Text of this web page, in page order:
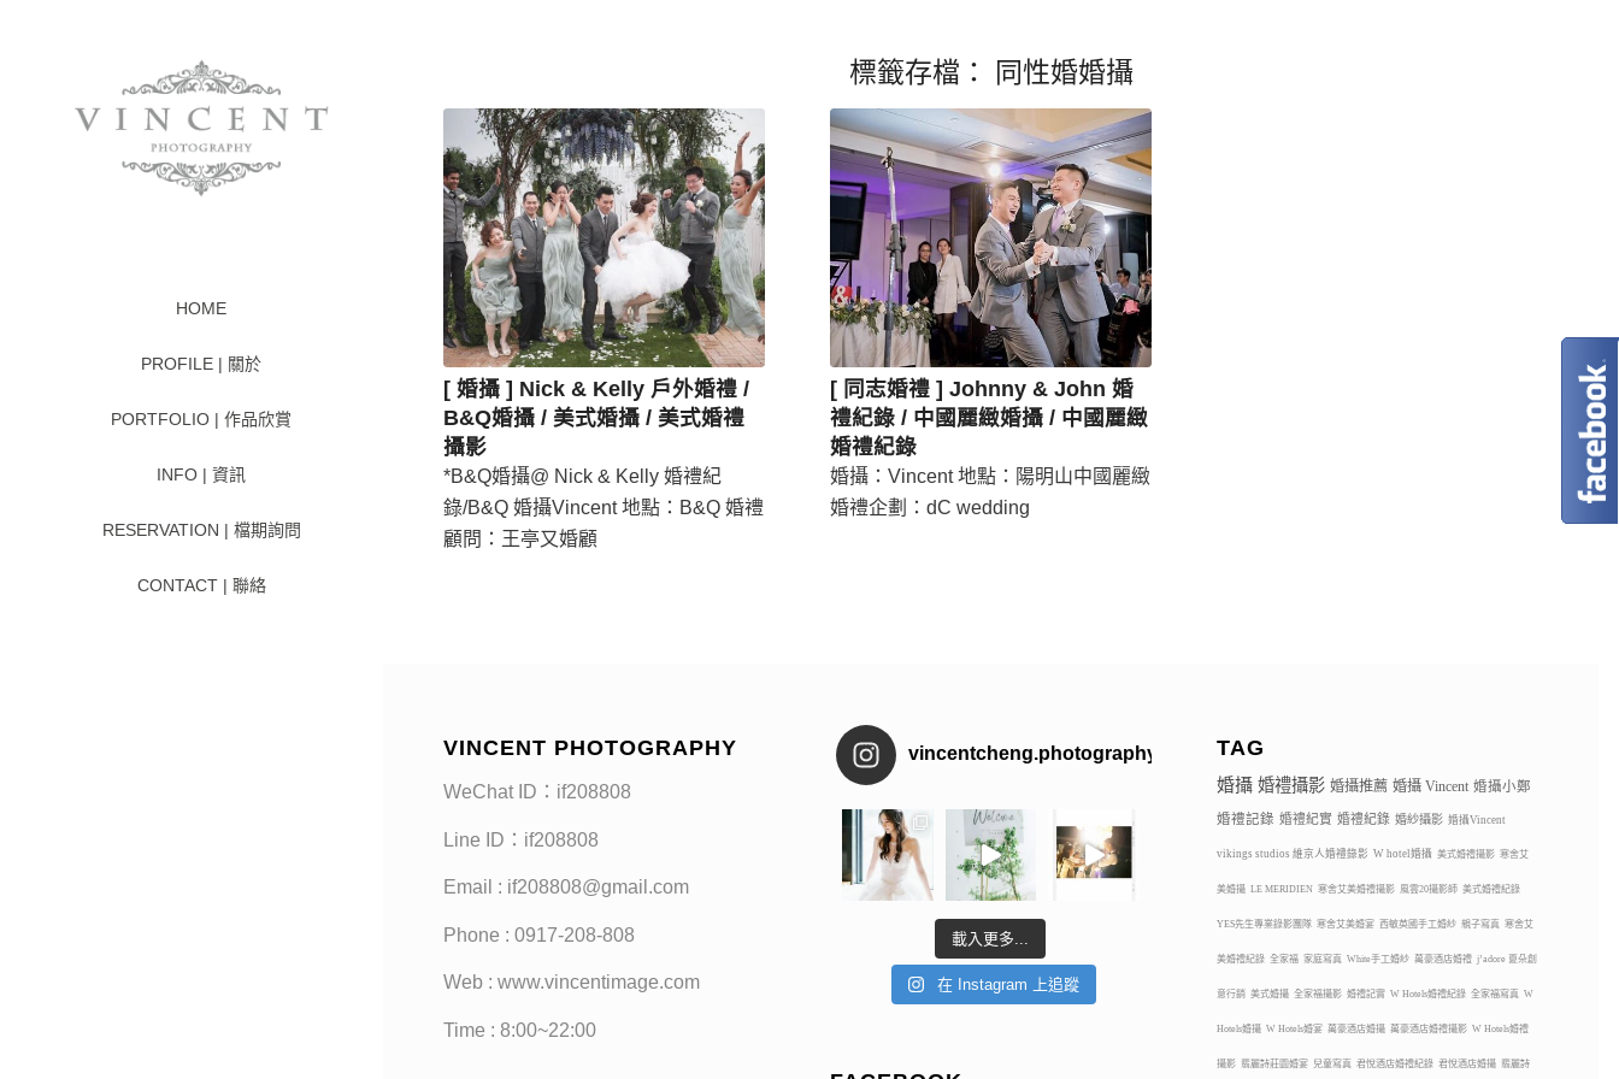
HOME
PROFILE | 關於
PORTFOLIO | 作品欣賞
INFO | 資訊
RESERVATION | 檔期詢問
CONTACT | 聯絡
標籤存檔： 同性婚婚攝
[ 婚攝 ] Nick & Kelly 戶外婚禮 /
B&Q婚攝 / 美式婚攝 / 美式婚禮
攝影
*B&Q婚攝@ Nick & Kelly 婚禮紀
錄/B&Q 婚攝Vincent 地點：B&Q 婚禮
顧問：王亭又婚顧
[ 同志婚禮 ] Johnny & John 婚
禮紀錄 / 中國麗緻婚攝 / 中國麗緻
婚禮紀錄
婚攝：Vincent 地點：陽明山中國麗緻
婚禮企劃：dC wedding
VINCENT PHOTOGRAPHY
WeChat ID：if208808
Line ID：if208808
Email : if208808@gmail.com
Phone : 0917-208-808
Web : www.vincentimage.com
Time : 8:00~22:00
vincentcheng.photography
載入更多...
在 Instagram 上追蹤
TAG
婚攝 婚禮攝影 婚攝推薦 婚攝 Vincent 婚攝小鄭
婚禮記錄 婚禮紀實 婚禮紀錄 婚紗攝影 婚攝Vincent
vikings studios 維京人婚禮錄影 W hotel婚攝 美式婚禮攝影 寒舍艾
美婚攝 LE MERIDIEN 寒舍艾美婚禮攝影 風雲20攝影師 美式婚禮紀錄
YES先生專業錄影團隊 寒舍艾美婚宴 西敏英國手工婚紗 親子寫真 寒舍艾
美婚禮紀錄 全家福 家庭寫真 White手工婚紗 萬豪酒店婚禮 j’adore 夏朵創
意行銷 美式婚攝 全家福攝影 婚禮記實 W Hotels婚禮紀錄 全家福寫真 W
Hotels婚攝 W Hotels婚宴 萬豪酒店婚攝 萬豪酒店婚禮攝影 W Hotels婚禮
攝影 翡麗詩莊園婚宴 兒童寫真 君悅酒店婚禮紀錄 君悅酒店婚攝 翡麗詩